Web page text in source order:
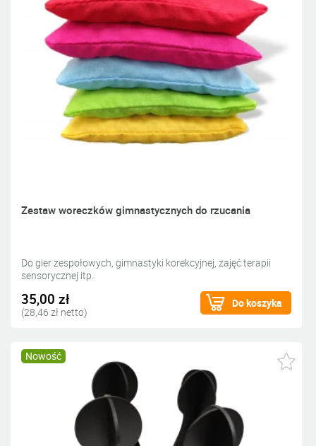
Zestaw woreczków gimnastycznych do rzucania
Do gier zespołowych, gimnastyki korekcyjnej, zajęć terapii
sensorycznej itp.
35,00 zł
(28,46 zł netto)
Do koszyka
Nowość